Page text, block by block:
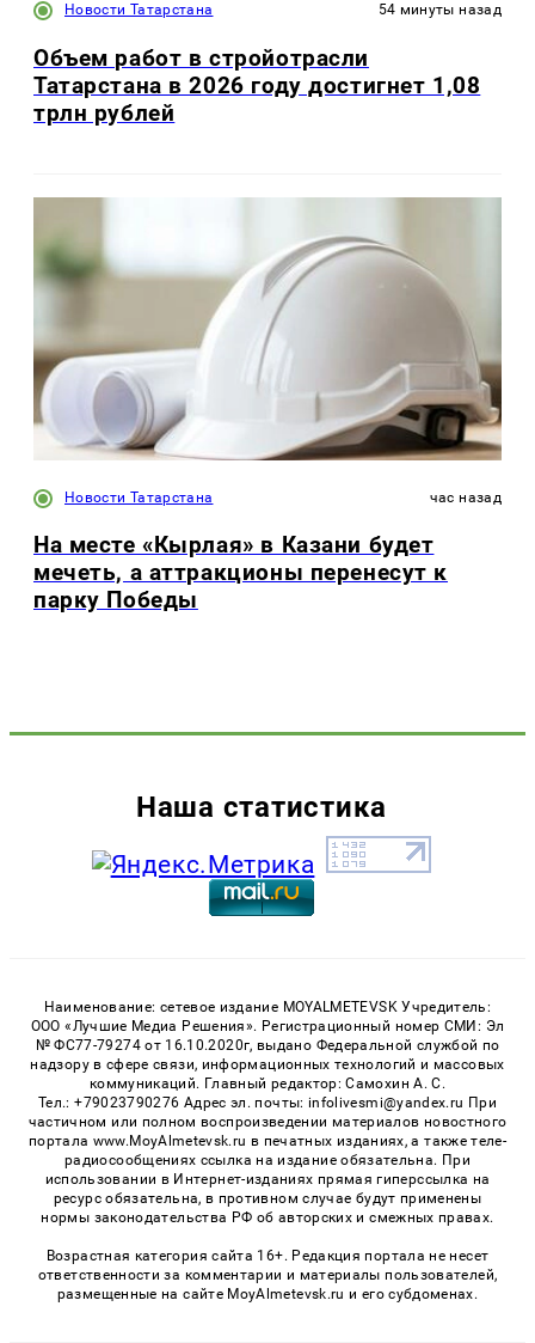
Новости Татарстана 54 минуты назад
Объем работ в стройотрасли
Татарстана в 2026 году достигнет 1,08
трлн рублей
Новости Татарстана час назад
На месте «Кырлая» в Казани будет
мечеть, а аттракционы перенесут к
парку Победы
Наша статистика
Наименование: сетевое издание MOYALMETEVSK Учредитель:
ООО «Лучшие Медиа Решения». Регистрационный номер СМИ: Эл
№ ФС77-79274 от 16.10.2020г, выдано Федеральной службой по
надзору в сфере связи, информационных технологий и массовых
коммуникаций. Главный редактор: Самохин А. С.
Тел.: +79023790276 Адрес эл. почты: infolivesmi@yandex.ru При
частичном или полном воспроизведении материалов новостного
портала www.MoyAlmetevsk.ru в печатных изданиях, а также теле-
радиосообщениях ссылка на издание обязательна. При
использовании в Интернет-изданиях прямая гиперссылка на
ресурс обязательна, в противном случае будут применены
нормы законодательства РФ об авторских и смежных правах.
Возрастная категория сайта 16+. Редакция портала не несет
ответственности за комментарии и материалы пользователей,
размещенные на сайте MoyAlmetevsk.ru и его субдоменах.